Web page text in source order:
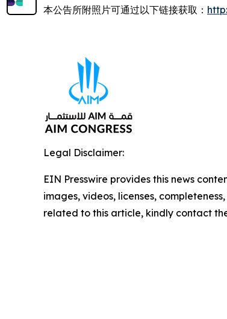
本公告所附照片可通过以下链接获取：
Legal Disclaimer:
EIN Presswire provides this news
images, videos, licenses,
related to this article, kindly contact